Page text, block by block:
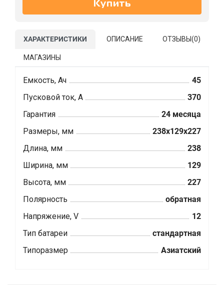
ХАРАКТЕРИСТИКИ ОПИСАНИЕ ОТЗЫВЫ(0)
МАГАЗИНЫ
Емкость, Ач
45
Пусковой ток, А
370
Гарантия
24 месяца
Размеры, мм
238x129x227
Длина, мм
238
Ширина, мм
129
Высота, мм
227
Полярность
обратная
Напряжение, V
12
Тип батареи
стандартная
Типоразмер
Азиатский